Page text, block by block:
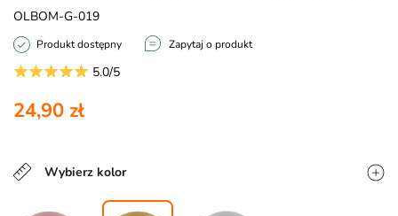
OLBOM-G-019
Produkt dostępny Zapytaj o produkt
5.0/5
24,90 zł
Wybierz kolor